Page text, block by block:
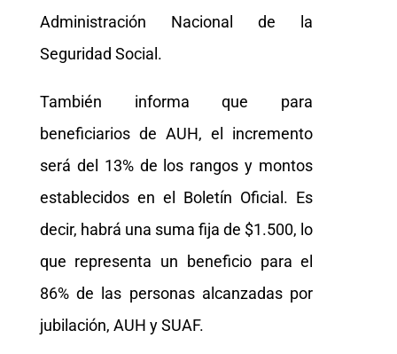
Administración Nacional de la
Seguridad Social.
También informa que para
beneficiarios de AUH, el incremento
será del 13% de los rangos y montos
establecidos en el Boletín Oficial. Es
decir, habrá una suma fija de $1.500, lo
que representa un beneficio para el
86% de las personas alcanzadas por
jubilación, AUH y SUAF.